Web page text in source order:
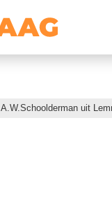
A.W.Schoolderman uit